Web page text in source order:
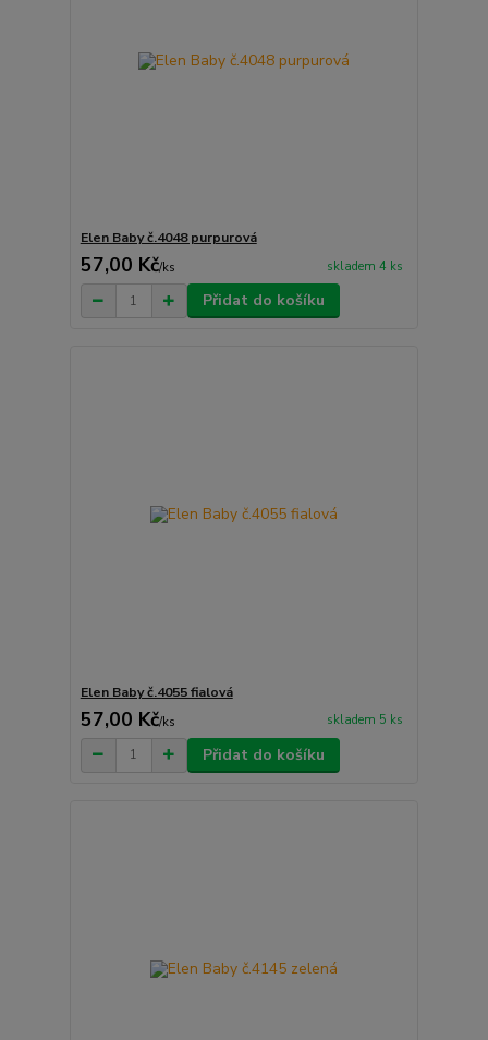
Elen Baby č.4048 purpurová
57,00 Kč/ks skladem 4 ks
Přidat do košíku
Elen Baby č.4055 fialová
57,00 Kč/ks skladem 5 ks
Přidat do košíku